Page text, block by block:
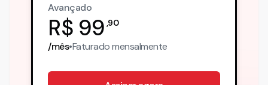
Avançado
R$ 99 ,90
/mês•Faturadomensalmente